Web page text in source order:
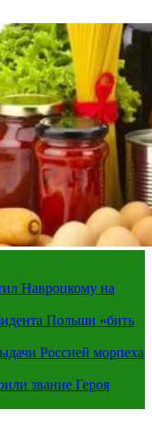
Навроцкому на
Польши «бить
Россией морпеха
звание Героя